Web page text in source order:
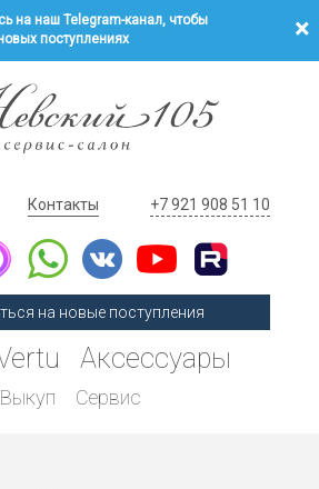
на наш Telegram-канал, чтобы
поступлениях
Контакты +7 921 908 51 10
на новые поступления
Аксессуары
Выкуп Сервис